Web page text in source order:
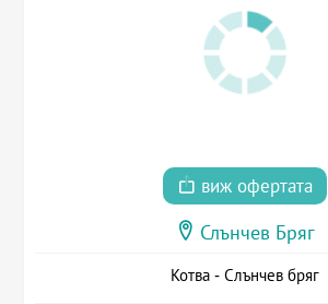
виж офертата
Слънчев Бряг
Котва - Слънчев бряг